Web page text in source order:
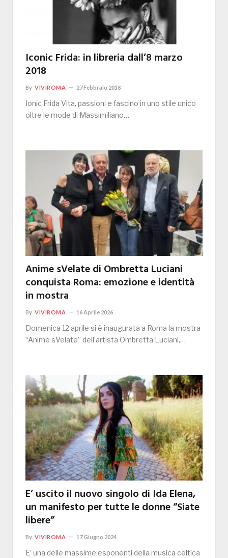
Iconic Frida: in libreria dall’8 marzo
2018
By VIVIROMA 27 Febbraio 2018
Ionic Frida Vita, passioni e fascino in uno stile unico
oltre le mode di Massimiliano…
Anime sVelate di Ombretta Luciani
conquista Roma: emozione e identità
in mostra
By VIVIROMA 16 Aprile 2026
Domenica 12 aprile si è inaugurata a Roma la mostra
“Anime sVelate” dell’artista Ombretta Luciani,…
E’ uscito il nuovo singolo di Ida Elena,
un manifesto per tutte le donne “Siate
libere”
By VIVIROMA 17 Giugno 2024
E’ una delle massime esponenti della musica celtica